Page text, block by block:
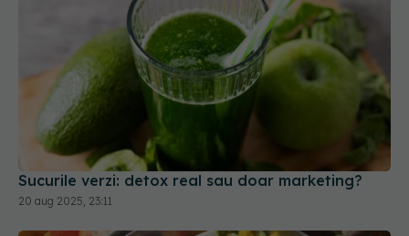
Sucurile verzi: detox real sau doar marketing?
20 aug 2025, 23:11